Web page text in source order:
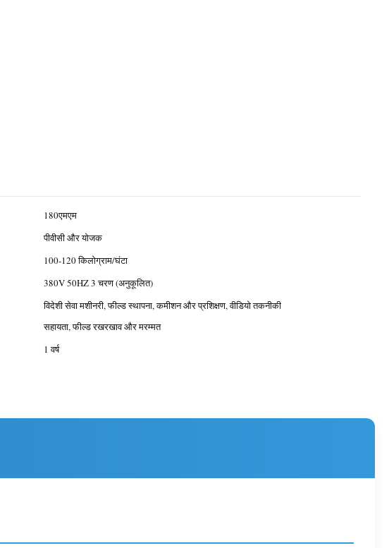
180एमएम
पीवीसी और योजक
100-120 किलोग्राम/घंटा
380V 50HZ 3 चरण (अनुकूलित)
विदेशी सेवा मशीनरी, फील्ड स्थापना, कमीशन और प्रशिक्षण, वीडियो तकनीकी
सहायता, फील्ड रखरखाव और मरम्मत
1 वर्ष